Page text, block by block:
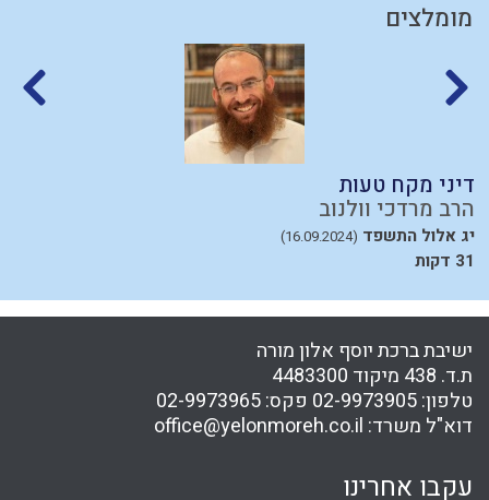
מומלצים
דיני מקח טעות
הרב מרדכי וולנוב
יג אלול התשפד (16.09.2024)
31 דקות
ישיבת ברכת יוסף אלון מורה
ת.ד. 438 מיקוד 4483300
טלפון:02-9973905 פקס:02-9973965
דוא"ל משרד: office@yelonmoreh.co.il
עקבו אחרינו